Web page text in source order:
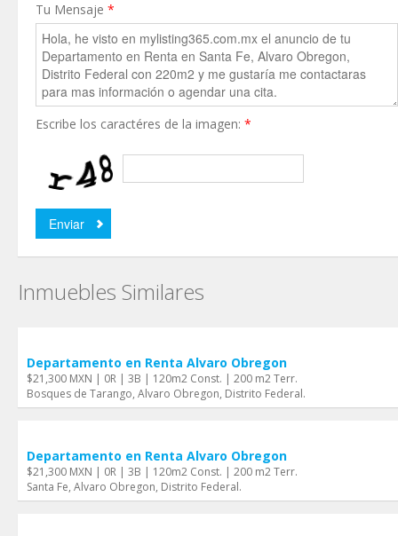
Tu Mensaje *
Escribe los caractéres de la imagen: *
Inmuebles Similares
Departamento en Renta Alvaro Obregon
$21,300 MXN | 0R | 3B | 120m2 Const. | 200 m2 Terr.
Bosques de Tarango, Alvaro Obregon, Distrito Federal.
Departamento en Renta Alvaro Obregon
$21,300 MXN | 0R | 3B | 120m2 Const. | 200 m2 Terr.
Santa Fe, Alvaro Obregon, Distrito Federal.